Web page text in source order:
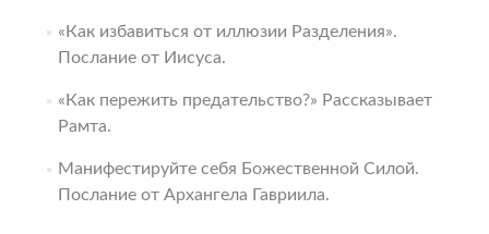
«Как избавиться от иллюзии Разделения».
Послание от Иисуса.
«Как пережить предательство?» Рассказывает
Рамта.
Манифестируйте себя Божественной Силой.
Послание от Архангела Гавриила.